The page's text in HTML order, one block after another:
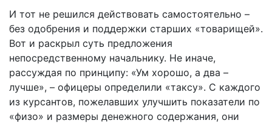
И тот не решился действовать самостоятельно –
без одобрения и поддержки старших «товарищей».
Вот и раскрыл суть предложения
непосредственному начальнику. Не иначе,
рассуждая по принципу: «Ум хорошо, а два –
лучше», – офицеры определили «таксу». С каждого
из курсантов, пожелавших улучшить показатели по
«физо» и размеры денежного содержания, они